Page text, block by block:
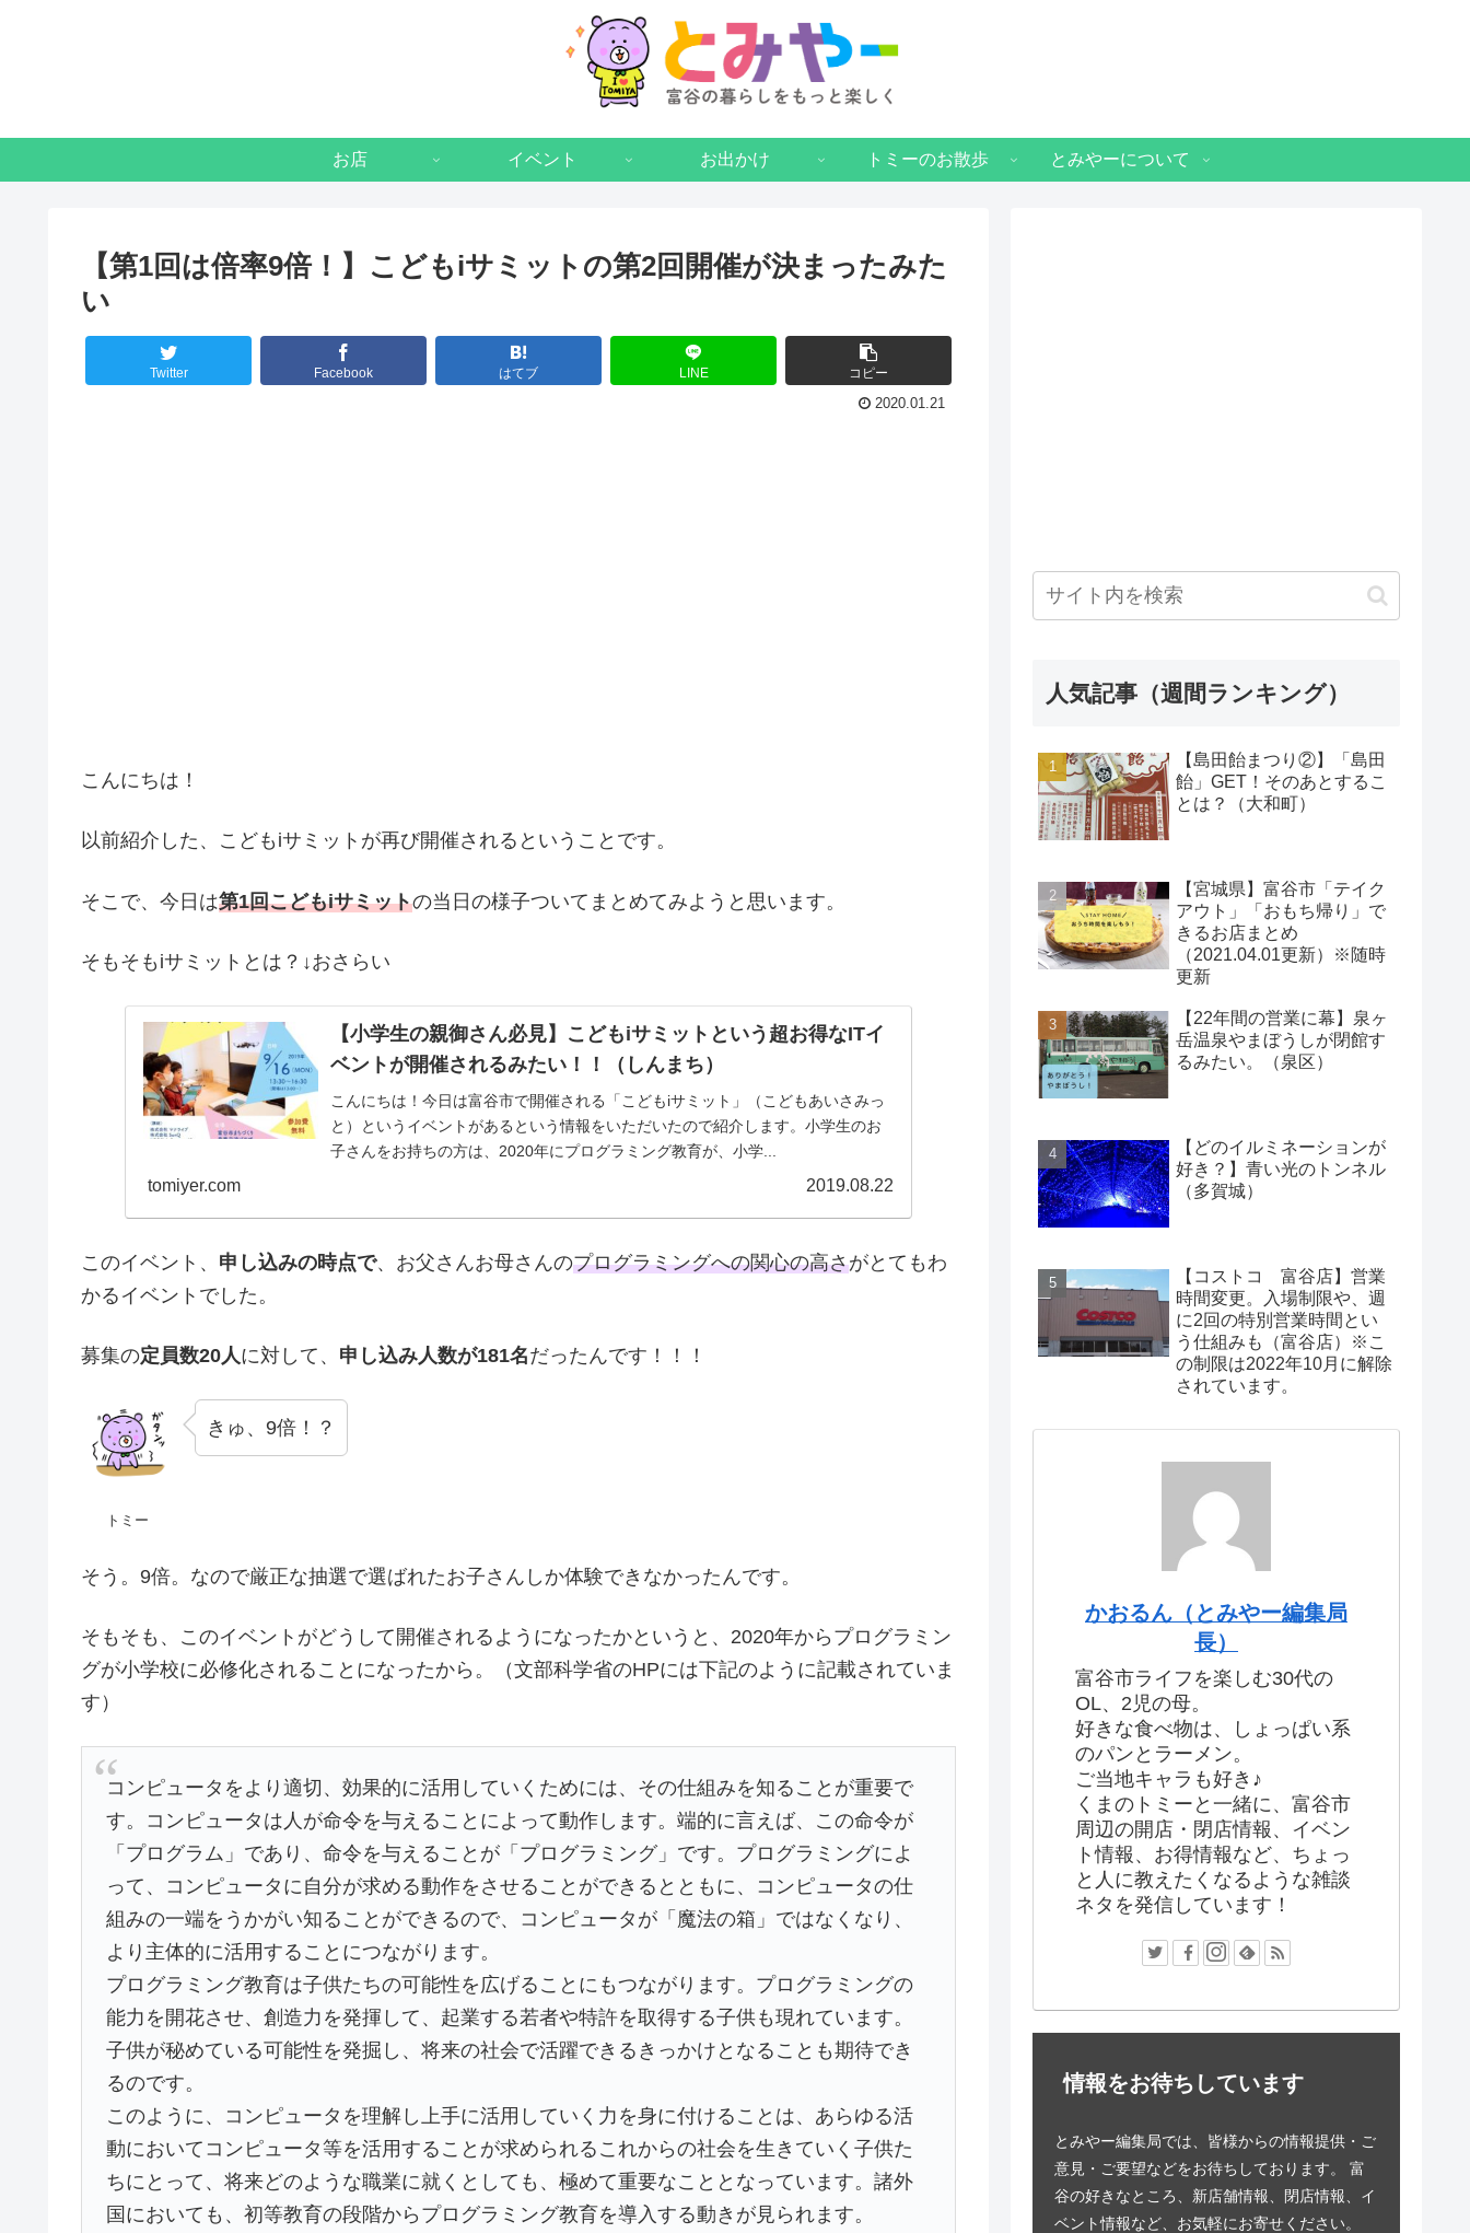
お店 イベント お出かけ トミーのお散歩 とみやーについて
【第1回は倍率9倍！】こどもiサミットの第2回開催が決まったみた
い
Twitter Facebook はてブ LINE コピー
2020.01.21
こんにちは！
以前紹介した、こどもiサミットが再び開催されるということです。
そこで、今日は第1回こどもiサミットの当日の様子ついてまとめてみようと思います。
そもそもiサミットとは？↓おさらい
【小学生の親御さん必見】こどもiサミットという超お得なITイ
ベントが開催されるみたい！！（しんまち）
こんにちは！今日は富谷市で開催される「こどもiサミット」（こどもあいさみっ
と）というイベントがあるという情報をいただいたので紹介します。小学生のお
子さんをお持ちの方は、2020年にプログラミング教育が、小学...
tomiyer.com 2019.08.22
このイベント、 申し込みの時点で、お父さんお母さんのプログラミングへの関心の高さがとてもわ
かるイベントでした。
募集の定員数20人に対して、 申し込み人数が181名だったんです！！！
トミー
きゅ、9倍！？
そう。9倍。なので厳正な抽選で選ばれたお子さんしか体験できなかったんです。
そもそも、このイベントがどうして開催されるようになったかというと、2020年からプログラミン
グが小学校に必修化されることになったから。（文部科学省のHPには下記のように記載されていま
す）
コンピュータをより適切、効果的に活用していくためには、その仕組みを知ることが重要で
す。コンピュータは人が命令を与えることによって動作します。端的に言えば、この命令が
「プログラム」であり、命令を与えることが「プログラミング」です。プログラミングによ
って、コンピュータに自分が求める動作をさせることができるとともに、コンピュータの仕
組みの一端をうかがい知ることができるので、コンピュータが「魔法の箱」ではなくなり、
より主体的に活用することにつながります。
プログラミング教育は子供たちの可能性を広げることにもつながります。プログラミングの
能力を開花させ、創造力を発揮して、起業する若者や特許を取得する子供も現れています。
子供が秘めている可能性を発掘し、将来の社会で活躍できるきっかけとなることも期待でき
るのです。
このように、コンピュータを理解し上手に活用していく力を身に付けることは、あらゆる活
動においてコンピュータ等を活用することが求められるこれからの社会を生きていく子供た
ちにとって、将来どのような職業に就くとしても、極めて重要なこととなっています。諸外
国においても、初等教育の段階からプログラミング教育を導入する動きが見られます。
人気記事（週間ランキング）
【島田飴まつり②】「島田
飴」GET！そのあとするこ
とは？（大和町）
【宮城県】富谷市「テイク
アウト」「おもち帰り」で
きるお店まとめ
（2021.04.01更新）※随時
更新
【22年間の営業に幕】泉ヶ
岳温泉やまぼうしが閉館す
るみたい。（泉区）
【どのイルミネーションが
好き？】青い光のトンネル
（多賀城）
【コストコ 富谷店】営業
時間変更。入場制限や、週
に2回の特別営業時間とい
う仕組みも（富谷店）※こ
の制限は2022年10月に解除
されています。
かおるん（とみやー編集局
長）
富谷市ライフを楽しむ30代の
OL、2児の母。
好きな食べ物は、しょっぱい系
のパンとラーメン。
ご当地キャラも好き♪
くまのトミーと一緒に、富谷市
周辺の開店・閉店情報、イベン
ト情報、お得情報など、ちょっ
と人に教えたくなるような雑談
ネタを発信しています！
情報をお待ちしています
とみやー編集局では、皆様からの情報提供・ご
意見・ご要望などをお待ちしております。 富
谷の好きなところ、新店舗情報、閉店情報、イ
ベント情報など、お気軽にお寄せください。